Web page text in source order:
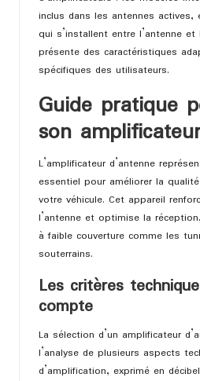
inclus dans les antennes actives,
qui s’installent entre l’antenne
présente des caractéristiques
spécifiques des utilisateurs.
Guide pratique
son
L’amplificateur d’antenne
essentiel pour améliorer la
votre véhicule. Cet appareil
l’antenne et optimise la
à faible couverture comme les
souterrains.
Les critères
compte
La sélection d’un amplificateur
l’analyse de plusieurs aspects
d’amplification, exprimé en